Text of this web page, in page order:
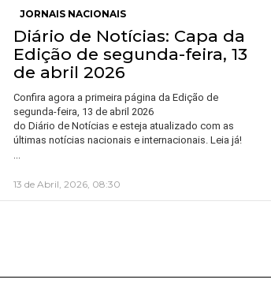
JORNAIS NACIONAIS
Diário de Notícias: Capa da
Edição de segunda-feira, 13
de abril 2026
Confira agora a primeira página da Edição de
segunda-feira, 13 de abril 2026
do Diário de Notícias e esteja atualizado com as
últimas notícias nacionais e internacionais. Leia já!
13 de Abril, 2026, 08:30